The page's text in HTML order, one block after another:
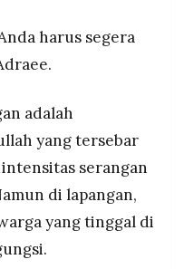
harus segera
adalah
yang tersebar
serangan
di lapangan,
yang tinggal di